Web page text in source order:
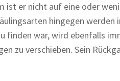
ist er nicht auf eine oder
hingegen werden
finden war, wird ebenfalls
zu verschieben. Sein